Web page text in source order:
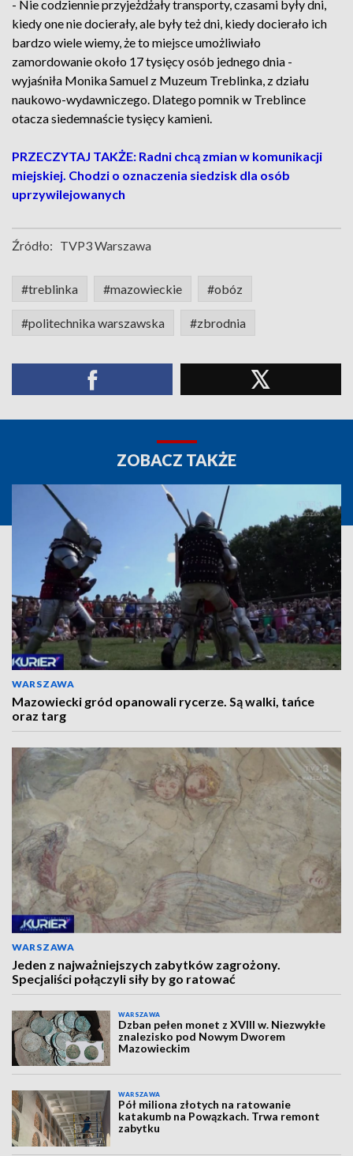
- Nie codziennie przyjeżdżały transporty, czasami były dni,
kiedy one nie docierały, ale były też dni, kiedy docierało ich
bardzo wiele wiemy, że to miejsce umożliwiało
zamordowanie około 17 tysięcy osób jednego dnia -
wyjaśniła Monika Samuel z Muzeum Treblinka, z działu
naukowo-wydawniczego. Dlatego pomnik w Treblince
otacza siedemnaście tysięcy kamieni.
PRZECZYTAJ TAKŻE: Radni chcą zmian w komunikacji
miejskiej. Chodzi o oznaczenia siedzisk dla osób
uprzywilejowanych
Źródło: TVP3 Warszawa
#treblinka #mazowieckie #obóz
#politechnika warszawska #zbrodnia
ZOBACZ TAKŻE
WARSZAWA
Mazowiecki gród opanowali rycerze. Są walki, tańce
oraz targ
WARSZAWA
Jeden z najważniejszych zabytków zagrożony.
Specjaliści połączyli siły by go ratować
WARSZAWA
Dzban pełen monet z XVIII w. Niezwykłe
znalezisko pod Nowym Dworem
Mazowieckim
WARSZAWA
Pół miliona złotych na ratowanie
katakumb na Powązkach. Trwa remont
zabytku